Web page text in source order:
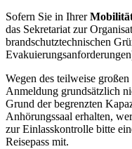
Sofern Sie in Ihrer
das Sekretariat zur
brandschutztechnischen
Wegen des teilweise
Anmeldung grundsätzlich
Grund der begrenzten
Anhörungssaal erhalten,
zur Einlasskontrolle bitte
Reisepass mit.